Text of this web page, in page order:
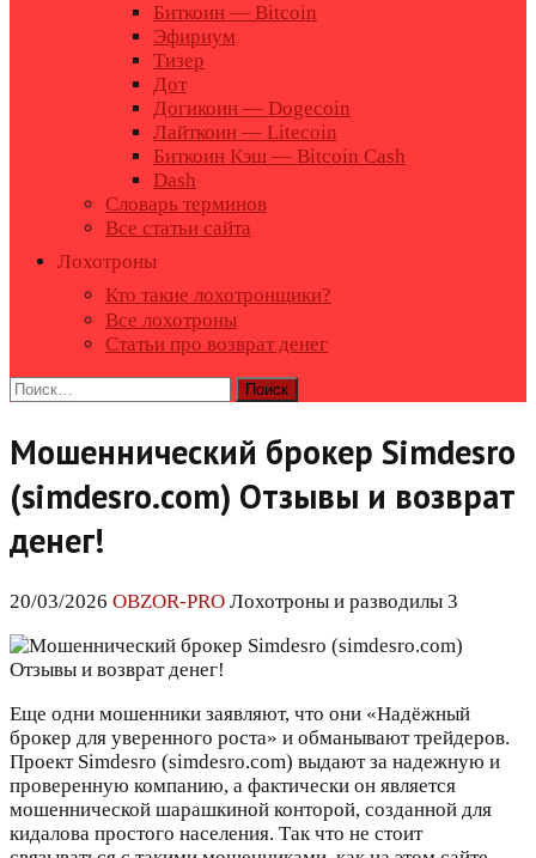
Биткоин — Bitcoin
Эфириум
Тизер
Дот
Догикоин — Dogecoin
Лайткоин — Litecoin
Биткоин Кэш — Bitcoin Cash
Dash
Словарь терминов
Все статьи сайта
Лохотроны
Кто такие лохотронщики?
Все лохотроны
Статьи про возврат денег
Найти:
Мошеннический брокер Simdesro
(simdesro.com) Отзывы и возврат
денег!
20/03/2026 OBZOR-PRO Лохотроны и разводилы 3
Еще одни мошенники заявляют, что они «Надёжный
брокер для уверенного роста» и обманывают трейдеров.
Проект Simdesro (simdesro.com) выдают за надежную и
проверенную компанию, а фактически он является
мошеннической шарашкиной конторой, созданной для
кидалова простого населения. Так что не стоит